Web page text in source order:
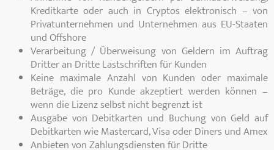
Kreditkarte oder auch in Cryptos elektronisch – von
Privatunternehmen und Unternehmen aus EU-Staaten
und Offshore
Verarbeitung / Überweisung von Geldern im Auftrag
Dritter an Dritte Lastschriften für Kunden
Keine maximale Anzahl von Kunden oder maximale
Beträge, die pro Kunde akzeptiert werden können –
wenn die Lizenz selbst nicht begrenzt ist
Ausgabe von Debitkarten und Buchung von Geld auf
Debitkarten wie Mastercard, Visa oder Diners und Amex
Anbieten von Zahlungsdiensten für Dritte